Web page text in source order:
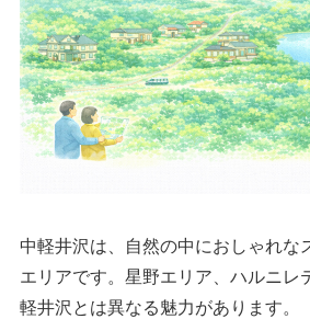
中軽井沢は、自然の中におしゃれな
エリアです。星野エリア、ハルニレ
軽井沢とは異なる魅力があります。